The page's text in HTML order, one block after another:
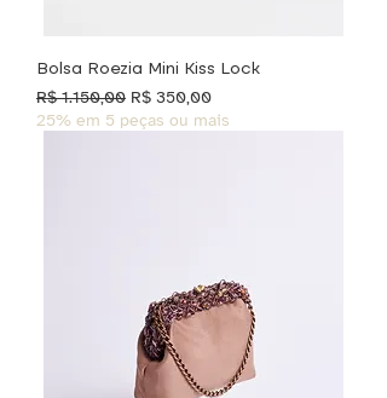
Bolsa Roezia Mini Kiss Lock
Preço normal
R$ 1.150,00 Preço promocional
R$ 350,00
25% em 5 peças ou mais